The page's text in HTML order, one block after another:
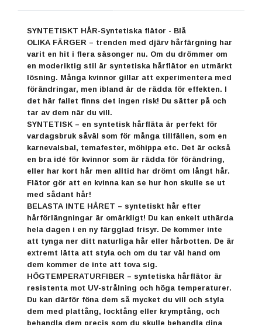
SYNTETISKT HÅR-Syntetiska flätor - Blå
OLIKA FÄRGER – trenden med djärv hårfärgning har
varit en hit i flera säsonger nu. Om du drömmer om
en moderiktig stil är syntetiska hårflätor en utmärkt
lösning. Många kvinnor gillar att experimentera med
förändringar, men ibland är de rädda för effekten. I
det här fallet finns det ingen risk! Du sätter på och
tar av dem när du vill.
SYNTETISK – en syntetisk hårfläta är perfekt för
vardagsbruk såväl som för många tillfällen, som en
karnevalsbal, temafester, möhippa etc. Det är också
en bra idé för kvinnor som är rädda för förändring,
eller har kort hår men alltid har drömt om långt hår.
Flätor gör att en kvinna kan se hur hon skulle se ut
med sådant hår!
BELASTA INTE HÅRET – syntetiskt hår efter
hårförlängningar är omärkligt! Du kan enkelt uthärda
hela dagen i en ny färgglad frisyr. De kommer inte
att tynga ner ditt naturliga hår eller hårbotten. De är
extremt lätta att styla och om du tar väl hand om
dem kommer de inte att tova sig.
HÖGTEMPERATURFIBER – syntetiska hårflätor är
resistenta mot UV-strålning och höga temperaturer.
Du kan därför föna dem så mycket du vill och styla
dem med plattång, locktång eller krymptång, och
behandla dem precis som du skulle behandla dina